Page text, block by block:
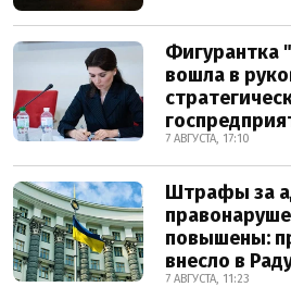
Фигурантка
вошла в
7 АВГУСТА, 17:10
Штрафы за
повышены:
внесло в
7 АВГУСТА, 11:23